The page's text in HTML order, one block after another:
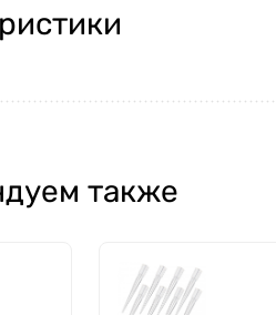
также